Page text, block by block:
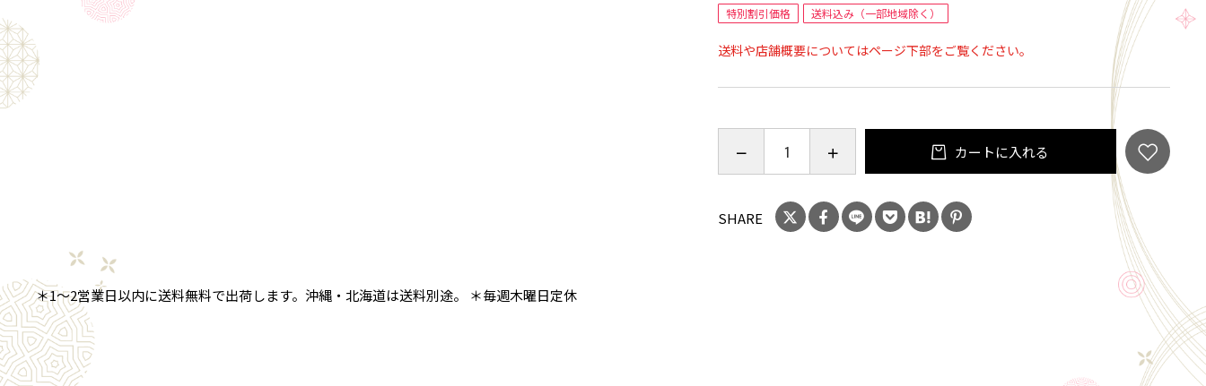
れ、ふっくらとしたとても保温性の高い羽毛ふとんです。
■詰め物：ハンガリー産マザーグースダウン93% フェザー7%
■側：綿100%
特別割引価格 送料込み（一部地域除く）
送料や店舗概要についてはページ下部をご覧ください。
カートに入れる
SHARE
＊1～2営業日以内に送料無料で出荷します。沖縄・北海道は送料別途。 ＊毎週木曜日定休